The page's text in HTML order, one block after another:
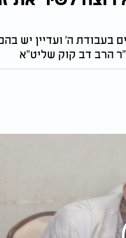
בעבודת ה' ועדיין יש
הרב דב קוק שליט"א